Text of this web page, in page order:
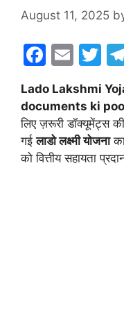
August 11, 2025
F
c
e
b
o
E
ai
l
T
itt
er
Lado Lakshmi
documents ki
लिए ज़रूरी डॉक्यूमेंट्स की
गईलाडो लक्ष्मी योजनाका
को वित्तीय सहायता